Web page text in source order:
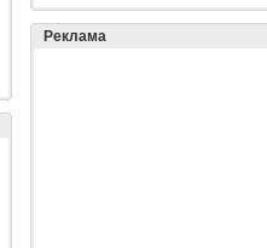
Реклама